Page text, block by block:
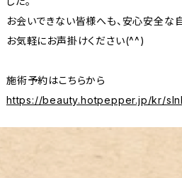
お会いできない皆様へも、安心安全な
お気軽にお声掛けください(^^)
施術予約はこちらから
https://beauty.hotpepper.jp/kr/